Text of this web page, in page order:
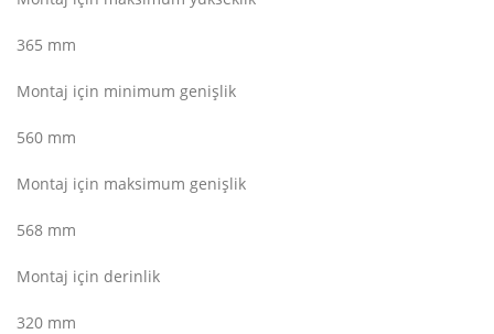
365 mm
Montaj için minimum genişlik
560 mm
Montaj için maksimum genişlik
568 mm
Montaj için derinlik
320 mm